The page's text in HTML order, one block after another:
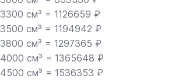
3300 см³ = 1126659 ₽
3500 см³ = 1194942 ₽
3800 см³ = 1297365 ₽
4000 см³ = 1365648 ₽
4500 см³ = 1536353 ₽